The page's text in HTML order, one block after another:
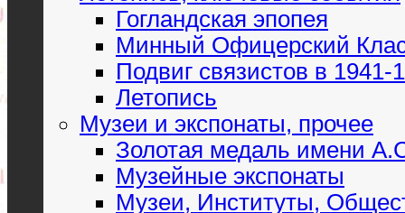
Гогландская эпопея
Минный Офицерский
Подвиг связистов в 1941-
Летопись
Музеи и экспонаты, прочее
Золотая медаль имени
Музейные экспонаты
Музеи, Институты,